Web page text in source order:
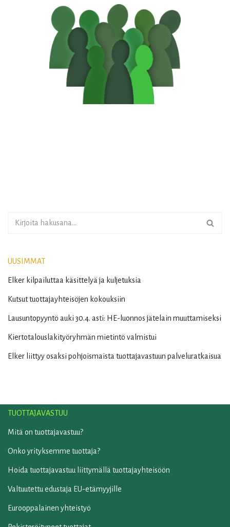
UUSIMMAT
Elker kilpailuttaa käsittelyä ja kuljetuksia
Kutsut tuottajayhteisöjen kokouksiin
Lausuntopyyntö auki 30.4. asti: HE-luonnos jätelain muuttamiseksi
Kiertotalouslakityöryhmän mietintö valmistui
Elker liittyy osaksi pohjoismaista tuottajavastuun palveluratkaisua
TUOTTAJAVASTUU
Mitä on tuottajavastuu?
Onko yrityksemme tuottaja?
Hoida tuottajavastuu liittymällä tuottajayhteisöön
Valtuutettu edustaja EU-etämyyjille
Eurooppalainen yhteistyö